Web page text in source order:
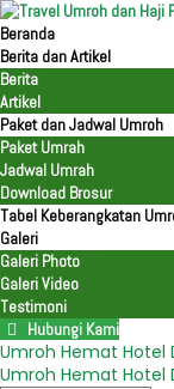
Beranda
Berita dan Artikel
Berita
Artikel
Paket dan Jadwal Umroh
Paket Umrah
Jadwal Umrah
Download Brosur
Tabel Keberangkatan
Galeri
Galeri Photo
Galeri Video
Testimoni
Hubungi Kami
Umroh Hemat Hotel
Umroh Hemat Hotel